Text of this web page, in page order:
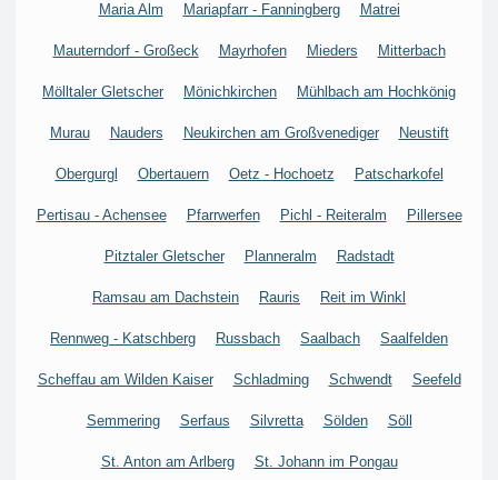
Maria Alm Mariapfarr - Fanningberg Matrei
Mauterndorf - Großeck Mayrhofen Mieders Mitterbach
Mölltaler Gletscher Mönichkirchen Mühlbach am Hochkönig
Murau Nauders Neukirchen am Großvenediger Neustift
Obergurgl Obertauern Oetz - Hochoetz Patscharkofel
Pertisau - Achensee Pfarrwerfen Pichl - Reiteralm Pillersee
Pitztaler Gletscher Planneralm Radstadt
Ramsau am Dachstein Rauris Reit im Winkl
Rennweg - Katschberg Russbach Saalbach Saalfelden
Scheffau am Wilden Kaiser Schladming Schwendt Seefeld
Semmering Serfaus Silvretta Sölden Söll
St. Anton am Arlberg St. Johann im Pongau